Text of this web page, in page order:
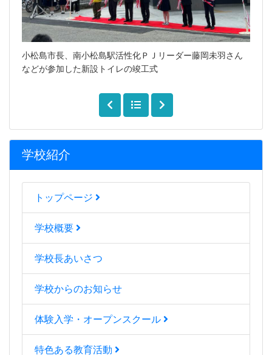
学校紹介
トップページ
学校概要
学校長あいさつ
学校からのお知らせ
体験入学・オープンスクール
特色ある教育活動
小松島市長、南小松島駅活性化ＰＪリーダー藤岡未羽さん
などが参加した新設トイレの竣工式